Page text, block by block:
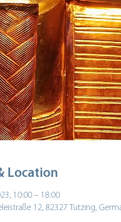
Location
10:00 – 18:00
12, 82327 Tutzing,